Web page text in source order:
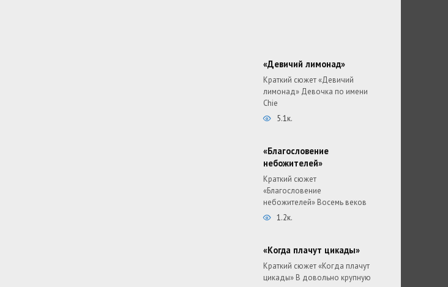
«Девичий лимонад»
Краткий сюжет «Девичий
лимонад» Девочка по имени
Chie
5.1к.
«Благословение
небожителей»
Краткий сюжет
«Благословение
небожителей» Восемь веков
1.2к.
«Когда плачут цикады»
Краткий сюжет «Когда плачут
цикады» В довольно крупную